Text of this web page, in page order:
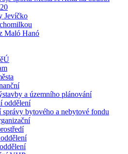
Jevíčko
Maló Hanó
a územního plánování
oddělení
správy bytového a nebytové fondu